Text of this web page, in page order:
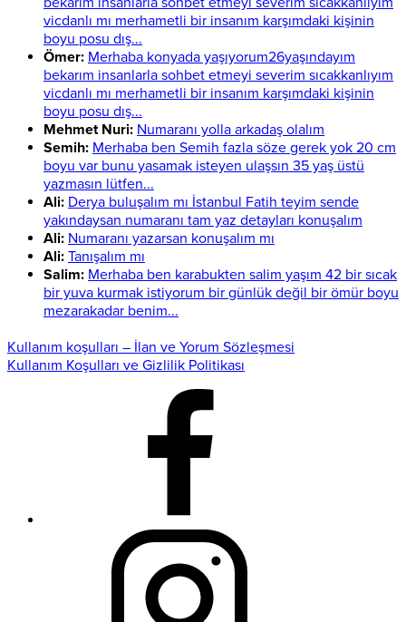
vicdanlı mı merhametli bir insanım karşımdaki kişinin
boyu posu dış...
Ömer: Merhaba konyada yaşıyorum26yaşındayım
bekarım insanlarla sohbet etmeyi severim sıcakkanlıyım
vicdanlı mı merhametli bir insanım karşımdaki kişinin
boyu posu dış...
Mehmet Nuri: Numaranı yolla arkadaş olalım
Semih: Merhaba ben Semih fazla söze gerek yok 20 cm
boyu var bunu yasamak isteyen ulaşsın 35 yaş üstü
yazmasın lütfen...
Ali: Derya buluşalım mı İstanbul Fatih teyim sende
yakındaysan numaranı tam yaz detayları konuşalım
Ali: Numaranı yazarsan konuşalım mı
Ali: Tanışalım mı
Salim: Merhaba ben karabukten salim yaşım 42 bir sıcak
bir yuva kurmak istiyorum bir günlük değil bir ömür boyu
mezarakadar benim...
Kullanım koşulları – İlan ve Yorum Sözleşmesi
Kullanım Koşulları ve Gizlilik Politikası